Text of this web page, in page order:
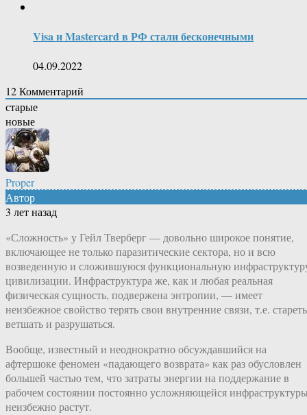
Visa и Mastercard в РФ стали бесконечными
04.09.2022
12Комментарий
старые
новые
Proper
Автор
3 лет назад
«Сложность» у Гейл Тверберг — довольно широкое понятие,
включающее не только паразитические сектора, но и всю
возведенную и сложившуюся функциональную
цивилизации. Инфраструктура же, как и любая реальная
физическая сущность, подвержена энтропии, — имеет
неизбежное свойство терять свои внутренние связи, т.е.
ветшать и разрушаться.
Вообще, известный и неоднократно обсуждавшийся на
афтершоке феномен «падающего возврата» как раз обусловлен
большей частью тем, что затраты энергии на поддержание в
рабочем состоянии постоянно усложняющейся
неизбежно растут.